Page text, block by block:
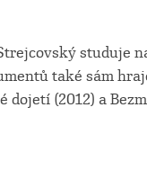
studuje
také sám
dojetí (2012) a